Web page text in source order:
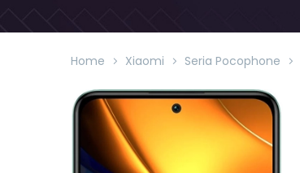
Home Xiaomi Seria Pocophone